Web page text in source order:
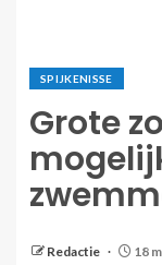
SPIJKENISSE
Grote
Redactie 18